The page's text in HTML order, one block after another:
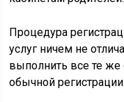
Процедура
услуг ничем не
выполнить все те же
обычной